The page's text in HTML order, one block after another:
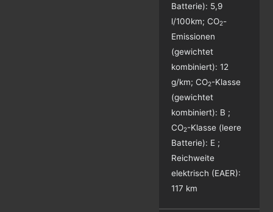
Batterie): 5,9
l/100km;CO2-
Emissionen
(gewichtet
kombiniert):12
g/km;CO2-Klasse
(gewichtet
kombiniert): B ;
CO2-Klasse (leere
Batterie): E ;
Reichweite
elektrisch (EAER):
117 km